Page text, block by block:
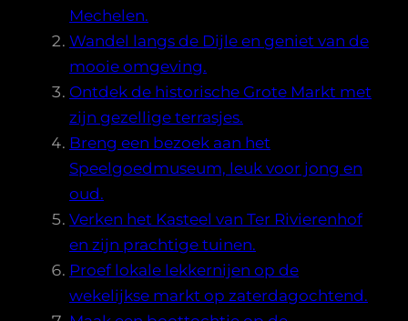
Mechelen.
Wandel langs de Dijle en geniet van de
mooie omgeving.
Ontdek de historische Grote Markt met
zijn gezellige terrasjes.
Breng een bezoek aan het
Speelgoedmuseum, leuk voor jong en
oud.
Verken het Kasteel van Ter Rivierenhof
en zijn prachtige tuinen.
Proef lokale lekkernijen op de
wekelijkse markt op zaterdagochtend.